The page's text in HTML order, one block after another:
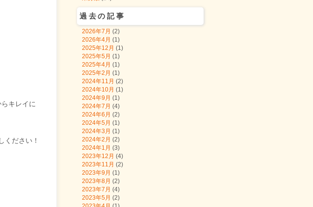
キレイに
ください！
過去の記事
2026年7月 (2)
2026年4月 (1)
2025年12月 (1)
2025年5月 (1)
2025年4月 (1)
2025年2月 (1)
2024年11月 (2)
2024年10月 (1)
2024年9月 (1)
2024年7月 (4)
2024年6月 (2)
2024年5月 (1)
2024年3月 (1)
2024年2月 (2)
2024年1月 (3)
2023年12月 (4)
2023年11月 (2)
2023年9月 (1)
2023年8月 (2)
2023年7月 (4)
2023年5月 (2)